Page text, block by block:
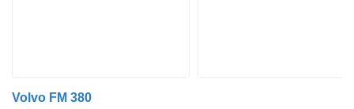
Volvo FM 380